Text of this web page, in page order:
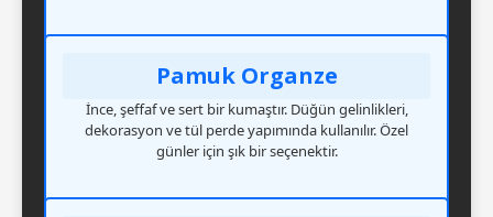
Pamuk Organze
İnce, şeffaf ve sert bir kumaştır. Düğün gelinlikleri,
dekorasyon ve tül perde yapımında kullanılır. Özel
günler için şık bir seçenektir.